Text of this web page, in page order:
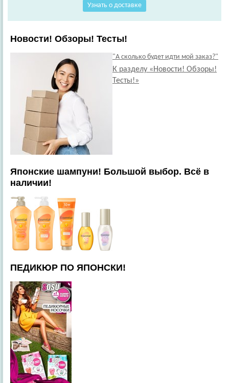
Узнать о доставке
Новости! Обзоры! Тесты!
"А сколько будет идти мой заказ?"
К разделу «Новости! Обзоры!
Тесты!»
Японские шампуни! Большой выбор. Всё в
наличии!
ПЕДИКЮР ПО ЯПОНСКИ!